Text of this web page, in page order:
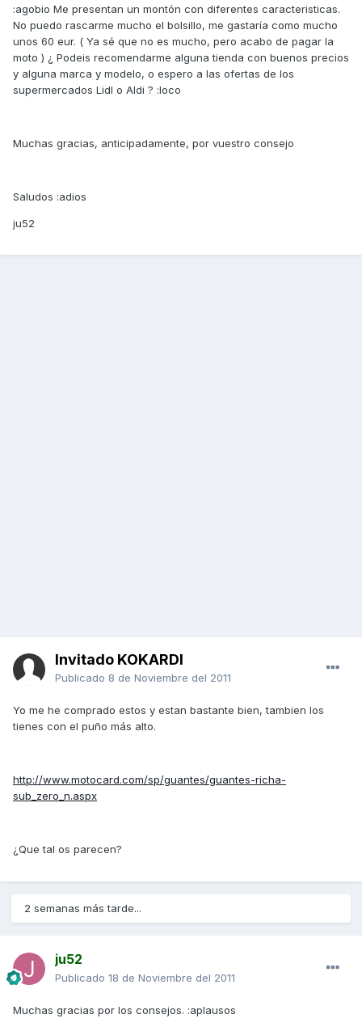
:agobio Me presentan un montón con diferentes caracteristicas.
No puedo rascarme mucho el bolsillo, me gastaría como mucho
unos 60 eur. ( Ya sé que no es mucho, pero acabo de pagar la
moto ) ¿ Podeis recomendarme alguna tienda con buenos precios
y alguna marca y modelo, o espero a las ofertas de los
supermercados Lidl o Aldi ? :loco
Muchas gracias, anticipadamente, por vuestro consejo
Saludos :adios
ju52
Invitado KOKARDI
Publicado 8 de Noviembre del 2011
Yo me he comprado estos y estan bastante bien, tambien los
tienes con el puño más alto.
http://www.motocard.com/sp/guantes/guantes-richa-
sub_zero_n.aspx
¿Que tal os parecen?
2 semanas más tarde...
ju52
Publicado 18 de Noviembre del 2011
Muchas gracias por los consejos. :aplausos